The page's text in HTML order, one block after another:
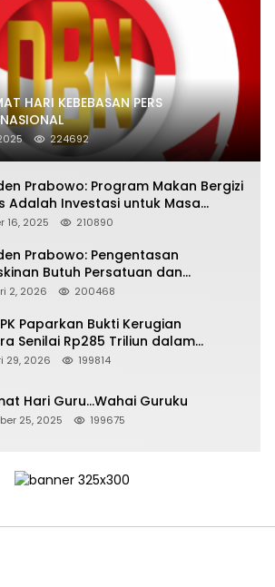
HARI KEBEBASAN PERS
224692
Prabowo: Program Makan Bergizi
Adalah Investasi untuk Masa
Bangsa
16, 2025 210890
Prabowo: Pengentasan
Butuh Persatuan dan
yang Bertanggung Jawab
2, 2026 200468
Paparkan Bukti Kerugian
Senilai Rp285 Triliun dalam
Korupsi PT Pertamina
29, 2026 199814
Hari Guru…Wahai Guruku
25, 2025 199675